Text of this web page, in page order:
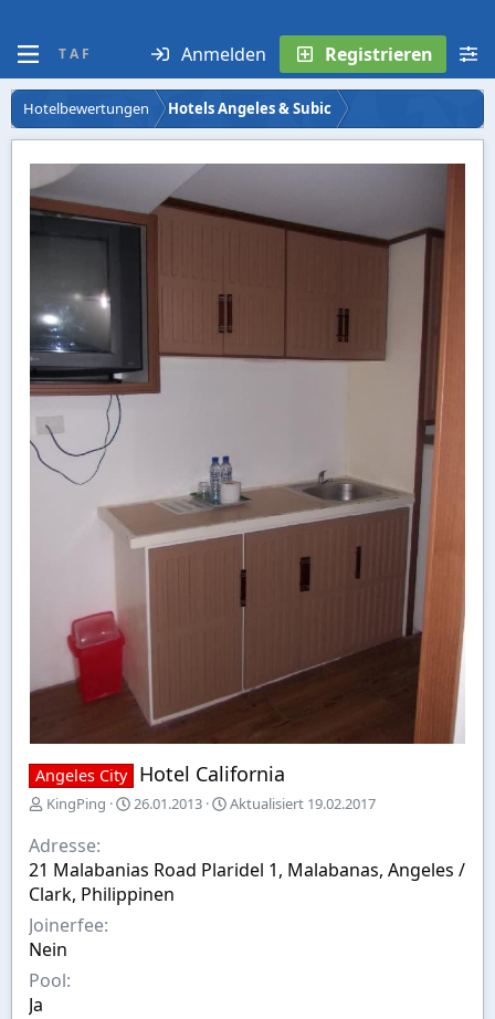
T A F Anmelden Registrieren
Hotelbewertungen Hotels Angeles & Subic
Angeles City Hotel California
E
s
l
l
t
v
o
KingPing
A
w
a
h
26.01.2013 Aktualisiert 19.02.2017
Adresse
21 Malabanias Road Plaridel 1, Malabanas, Angeles /
Clark, Philippinen
Joinerfee
Nein
Pool
Ja